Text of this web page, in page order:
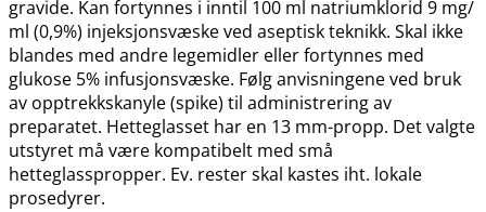
gravide. Kan fortynnes i inntil 100 ml natriumklorid 9 mg​/​
ml (0,9%) injeksjonsvæske ved aseptisk teknikk. Skal ikke
blandes med andre legemidler eller fortynnes med
glukose 5% infusjonsvæske. Følg anvisningene ved bruk
av opptrekkskanyle (spike) til administrering av
preparatet. Hetteglasset har en 13 mm-propp. Det valgte
utstyret må være kompatibelt med små
hetteglasspropper. Ev. rester skal kastes iht. lokale
prosedyrer.